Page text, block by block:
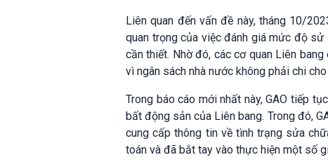
Liên quan đến vấn đề này, tháng 10/
quan trọng của việc đánh giá mức độ sử
cần thiết. Nhờ đó, các cơ quan Liên
vì ngân sách nhà nước không phải chi
Trong báo cáo mới nhất này, GAO tiếp
bất động sản của Liên bang. Trong đó,
cung cấp thông tin về tình trạng sửa
toán và đã bắt tay vào thực hiện một số